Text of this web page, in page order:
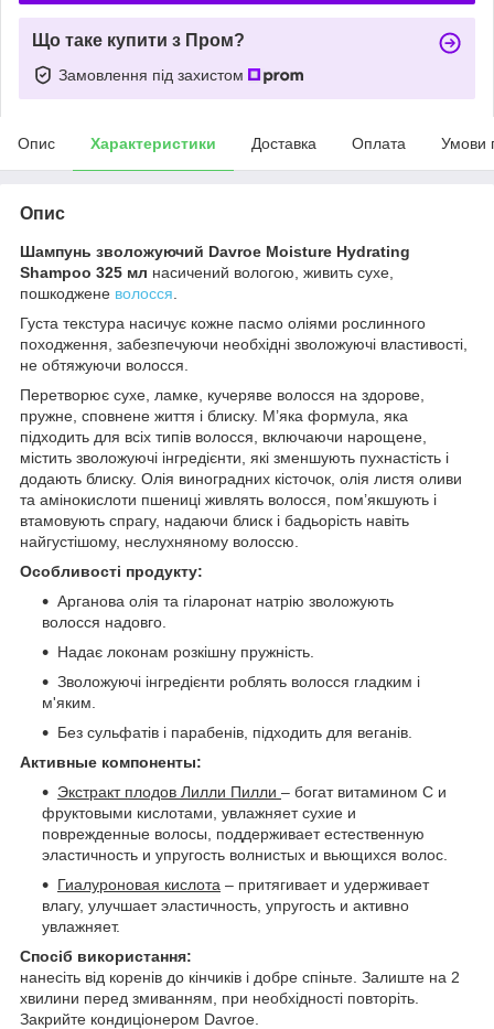
Що таке купити з Пром?
Замовлення під захистом
Опис Характеристики Доставка Оплата Умови
Опис
Шампунь зволожуючий Davroe Moisture Hydrating
Shampoo 325 мл насичений вологою, живить сухе,
пошкоджене волосся
Густа текстура насичує кожне пасмо оліями рослинного
походження, забезпечуючи необхідні зволожуючі властивості,
не обтяжуючи волосся.
Перетворює сухе, ламке, кучеряве волосся на здорове,
пружне, сповнене життя і блиску. М’яка формула, яка
підходить для всіх типів волосся, включаючи нарощене,
містить зволожуючі інгредієнти, які зменшують пухнастість і
додають блиску. Олія виноградних кісточок, олія листя оливи
та амінокислоти пшениці живлять волосся, пом’якшують і
втамовують спрагу, надаючи блиск і бадьорість навіть
найгустішому, неслухняному волоссю.
Особливості продукту:
Арганова олія та гіларонат натрію зволожують
волосся надовго.
Надає локонам розкішну пружність.
Зволожуючі інгредієнти роблять волосся гладким і
м'яким.
Без сульфатів і парабенів, підходить для веганів.
Активные компоненты:
Экстракт плодов Лилли Пилли – богат витамином С и
фруктовыми кислотами, увлажняет сухие и
поврежденные волосы, поддерживает естественную
эластичность и упругость волнистых и вьющихся волос.
Гиалуроновая кислота – притягивает и удерживает
влагу, улучшает эластичность, упругость и активно
увлажняет.
Спосіб використання:
нанесіть від коренів до кінчиків і добре спіньте. Залиште на 2
хвилини перед змиванням, при необхідності повторіть.
Закрийте кондиціонером Davroe.